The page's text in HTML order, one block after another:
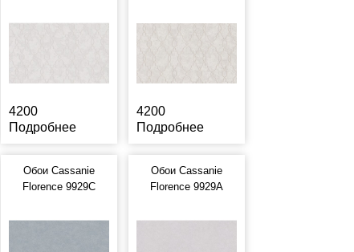
4200
Подробнее
4200
Подробнее
Обои Cassanie
Florence 9929C
Обои Cassanie
Florence 9929A